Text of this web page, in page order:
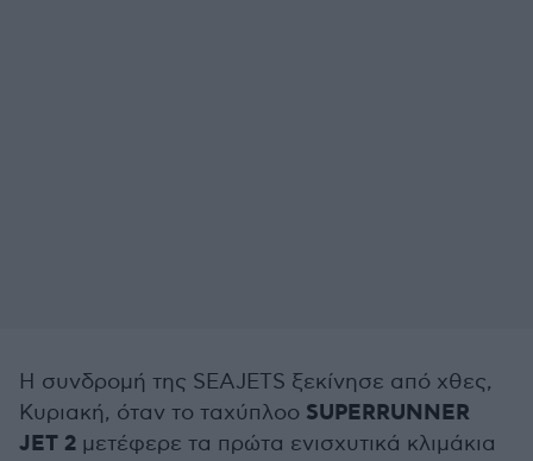
Η συνδρομή της SEAJETS ξεκίνησε από χθες,
Κυριακή, όταν το ταχύπλοο SUPERRUNNER
JET 2 μετέφερε τα πρώτα ενισχυτικά κλιμάκια